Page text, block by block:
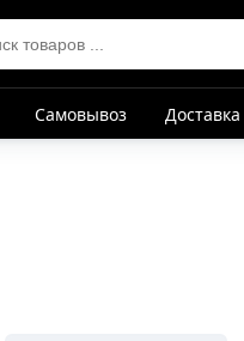
Самовывоз Доставка